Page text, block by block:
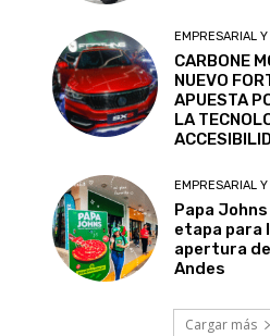
EMPRESARIAL
CARBONE
NUEVO
APUESTA
LA
EMPRESARIAL
Papa
etapa para
apertura
Andes
Cargar más